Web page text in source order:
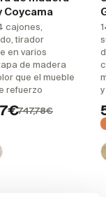
Coycama
cajones,
tirador
en varios
de madera
que el mueble
refuerzo
747,78€